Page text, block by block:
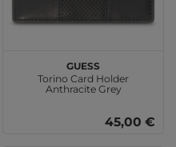
GUESS
Torino Card Holder
Anthracite Grey
45,00 €